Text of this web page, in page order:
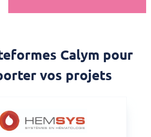
Calym pour
vos projets